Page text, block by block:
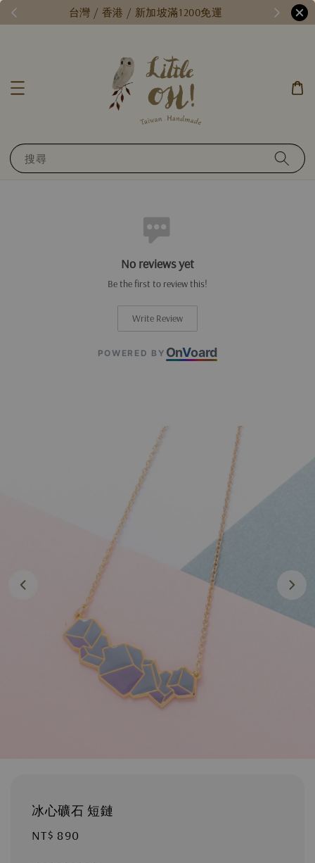
台灣 / 香港 / 新加坡滿1200免運
搜尋
冰心礦石 短鏈
Regular
NT$ 890
No reviews yet
Be the first to review this!
Write Review
POWERED BY OnVoard